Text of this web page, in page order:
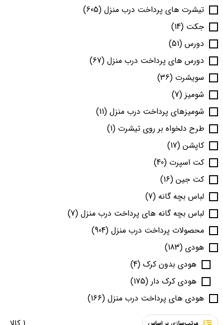
تیشرت های پرداخت درب منزل (605)
جکت (14)
دورس (51)
دورس های پرداخت درب منزل (67)
سویشرت (36)
شومیز (7)
شومیزهای پرداخت درب منزل (11)
طرح دلخواه بر روی تیشرت (1)
کاپشن (17)
کت اسپرت (40)
کت جین (16)
لباس بچه گانه (7)
لباس بچه گانه های پرداخت درب منزل (7)
محصولات پرداخت درب منزل (904)
هودی (183)
هودی بدون کرک (4)
هودی کرک دار (175)
هودی های پرداخت درب منزل (166)